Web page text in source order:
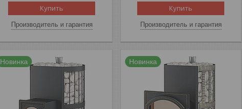
Купить
Производитель и гарантия
Купить
Производитель и гарантия
Новинка Новинка